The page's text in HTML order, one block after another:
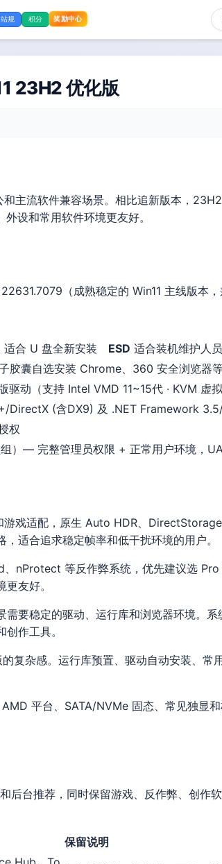
站规 积分 奖励中心
23H2 优化版
主流软件兼容场景。相比追新版本，23H2
设和常用软件环境更友好。
（成熟稳定的 Win11 主线版本
适合 U 盘全新安装 ESD 适合装机维护人
胶囊自选安装 Chrome、360 安全浏览器
驱动（支持 Intel VMD 11~15代 · KVM 虚拟
DirectX (含DX9) 及 .NET Framework
权
）— 完整管理员权限 + 正常用户环境，
戏适配，原生 Auto HDR、
适合追求稳定帧率和低干扰环境的用户。
nProtect 等反作弊系统，优先建议选
友好。
要稳定的驱动、运行库和浏览器环境。
作工具。
复杂感。运行库预置、驱动自动安装、常
平台、SATA/NVMe 固态、常见独显
后台推荐，同时保留游戏、反作弊、创作
保留说明